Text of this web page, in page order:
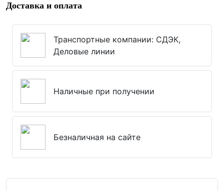
Доставка и оплата
Транспортные компании: СДЭК,
Деловые линии
Наличные при получении
Безналичная на сайте